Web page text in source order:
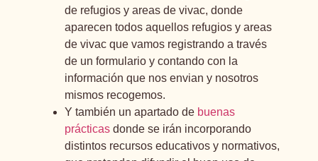
de refugios y areas de vivac, donde
aparecen todos aquellos refugios y areas
de vivac que vamos registrando a través
de un formulario y contando con la
información que nos envian y nosotros
mismos recogemos.
Y también un apartado de buenas
prácticasdonde se irán incorporando
distintos recursos educativos y normativos,